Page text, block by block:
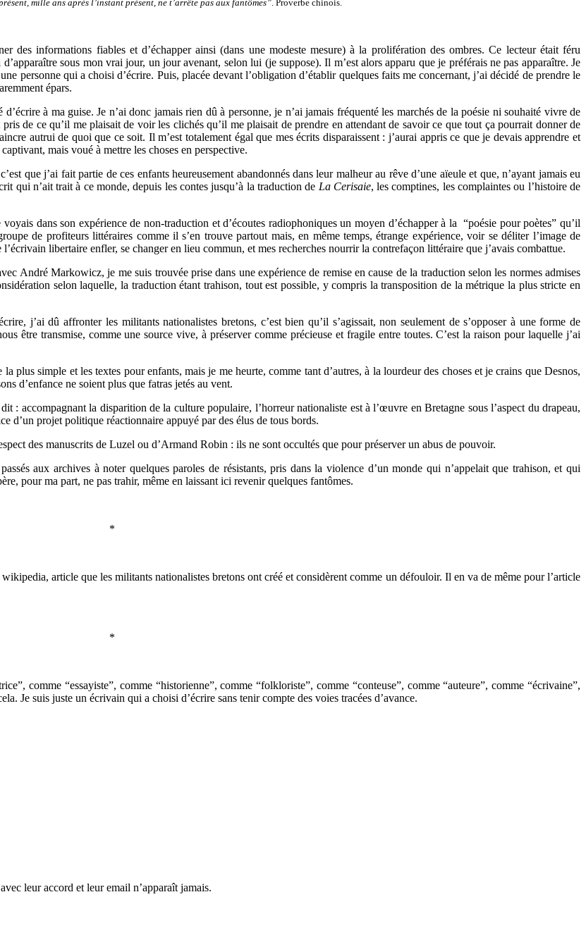
mille ans après l’instant présent, ne t’arrête pas aux fantômes” . Proverbe chinois.
des informations fiables et d’échapper ainsi (dans une modeste mesure) à la prolifération des ombres. Ce lecteur était féru
sous mon vrai jour, un jour avenant, selon lui (je suppose). Il m’est alors apparu que je préférais ne pas apparaître. Je
personne qui a choisi d’écrire. Puis, placée devant l’obligation d’établir quelques faits me concernant, j’ai décidé de prendre le
épars.
à ma guise. Je n’ai donc jamais rien dû à personne, je n’ai jamais fréquenté les marchés de la poésie ni souhaité vivre de
de ce qu’il me plaisait de voir les clichés qu’il me plaisait de prendre en attendant de savoir ce que tout ça pourrait donner de
autrui de quoi que ce soit. Il m’est totalement égal que mes écrits disparaissent : j’aurai appris ce que je devais apprendre et
mais voué à mettre les choses en perspective.
que j’ai fait partie de ces enfants heureusement abandonnés dans leur malheur au rêve d’une aïeule et que, n’ayant jamais eu
qui n’ait trait à ce monde, depuis les contes jusqu’à la traduction de La Cerisaie, les comptines, les complaintes ou l’histoire de
dans son expérience de non-traduction et d’écoutes radiophoniques un moyen d’échapper à la “poésie pour poètes” qu’il
de profiteurs littéraires comme il s’en trouve partout mais, en même temps, étrange expérience, voir se déliter l’image de
libertaire enfler, se changer en lieu commun, et mes recherches nourrir la contrefaçon littéraire que j’avais combattue.
André Markowicz, je me suis trouvée prise dans une expérience de remise en cause de la traduction selon les normes admises
selon laquelle, la traduction étant trahison, tout est possible, y compris la transposition de la métrique la plus stricte en
j’ai dû affronter les militants nationalistes bretons, c’est bien qu’il s’agissait, non seulement de s’opposer à une forme de
être transmise, comme une source vive, à préserver comme précieuse et fragile entre toutes. C’est la raison pour laquelle j’ai
plus simple et les textes pour enfants, mais je me heurte, comme tant d’autres, à la lourdeur des choses et je crains que Desnos,
d’enfance ne soient plus que fatras jetés au vent.
: accompagnant la disparition de la culture populaire, l’horreur nationaliste est à l’œuvre en Bretagne sous l’aspect du drapeau,
d’un projet politique réactionnaire appuyé par des élus de tous bords.
des manuscrits de Luzel ou d’Armand Robin : ils ne sont occultés que pour préserver un abus de pouvoir.
aux archives à noter quelques paroles de résistants, pris dans la violence d’un monde qui n’appelait que trahison, et qui
pour ma part, ne pas trahir, même en laissant ici revenir quelques fantômes.
*
article que les militants nationalistes bretons ont créé et considèrent comme un défouloir. Il en va de même pour l’article
*
comme “essayiste”, comme “historienne”, comme “folkloriste”, comme “conteuse”, comme “auteure”, comme “écrivaine”,
Je suis juste un écrivain qui a choisi d’écrire sans tenir compte des voies tracées d’avance.
leur accord et leur email n’apparaît jamais.